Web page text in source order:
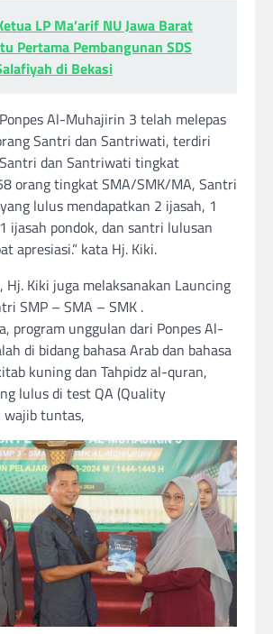
LP Ma’arif NU Jawa Barat
Pertama Pembangunan SDS
di Bekasi
Al-Muhajirin 3 telah melepas
Santri dan Santriwati, terdiri
dan Santriwati tingkat
orang tingkat SMA/SMK/MA, Santri
lulus mendapatkan 2 ijasah, 1
ijasah pondok, dan santri lulusan
apresiasi.” kata Hj. Kiki.
Hj. Kiki juga melaksanakan Launcing
SMP – SMA – SMK .
program unggulan dari Ponpes Al-
di bidang bahasa Arab dan bahasa
kuning dan Tahpidz al-quran,
lulus di test QA (Quality
wajib tuntas,